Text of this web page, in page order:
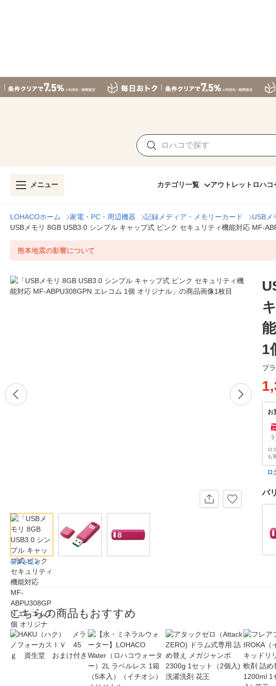
メニュー カテゴリ一覧 アウトレット ロハコ
LOHACOホーム 家電・PC・周辺機器 記録メディア・メモリーカード USBメ
USBメモリ 8GB USB3.0 シンプル キャップ式 ピンク セキュリティ機能対応 MF-
熊本地震の影響について
画像を見る
1
ブ
お
ロ
も
ロ
バ
こちらの商品もおすすめ